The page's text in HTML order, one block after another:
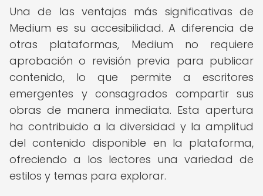
Una de las ventajas más significativas de
Medium es su accesibilidad. A diferencia de
otras plataformas, Medium no requiere
aprobación o revisión previa para publicar
contenido, lo que permite a escritores
emergentes y consagrados compartir sus
obras de manera inmediata. Esta apertura
ha contribuido a la diversidad y la amplitud
del contenido disponible en la plataforma,
ofreciendo a los lectores una variedad de
estilos y temas para explorar.